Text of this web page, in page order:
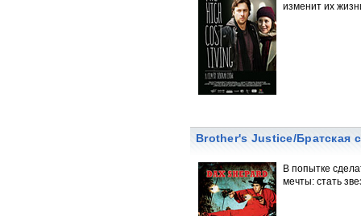
изменит их
Brother's Justice/Братская
В попытке
мечты: стать